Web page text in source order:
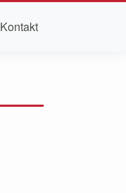
Kontakt